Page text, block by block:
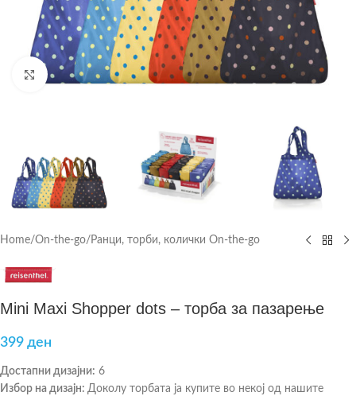
Click to enlarge
Home/On-the-go/ Ранци, торби, колички On-the-go
Mini Maxi Shopper dots – торба за пазарење
399 ден
Достапни дизајни: 6
Избор на дизајн: Доколу торбата ја купите во некој од нашите